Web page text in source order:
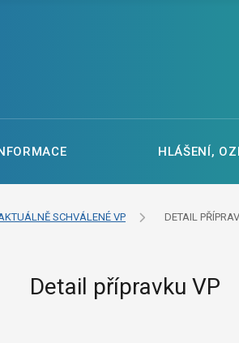
HLÁŠENÍ,
SCHVÁLENÉ VP DETAIL
Detail přípravku VP